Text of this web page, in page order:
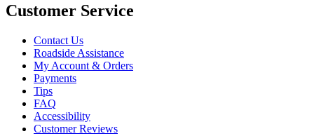
Customer Service
Contact Us
Roadside Assistance
My Account & Orders
Payments
Tips
FAQ
Accessibility
Customer Reviews